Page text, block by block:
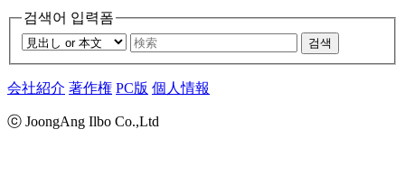
검색어 입력폼
검색
会社紹介 著作権 PC版 個人情報
ⓒ JoongAng Ilbo Co.,Ltd